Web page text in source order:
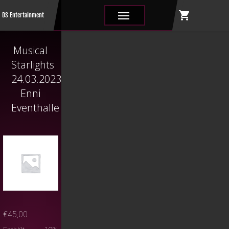
DS Entertainment ||| shopping_cart
Musical
Starlights
24.03.2023
Enni
Eventhalle
€45,00